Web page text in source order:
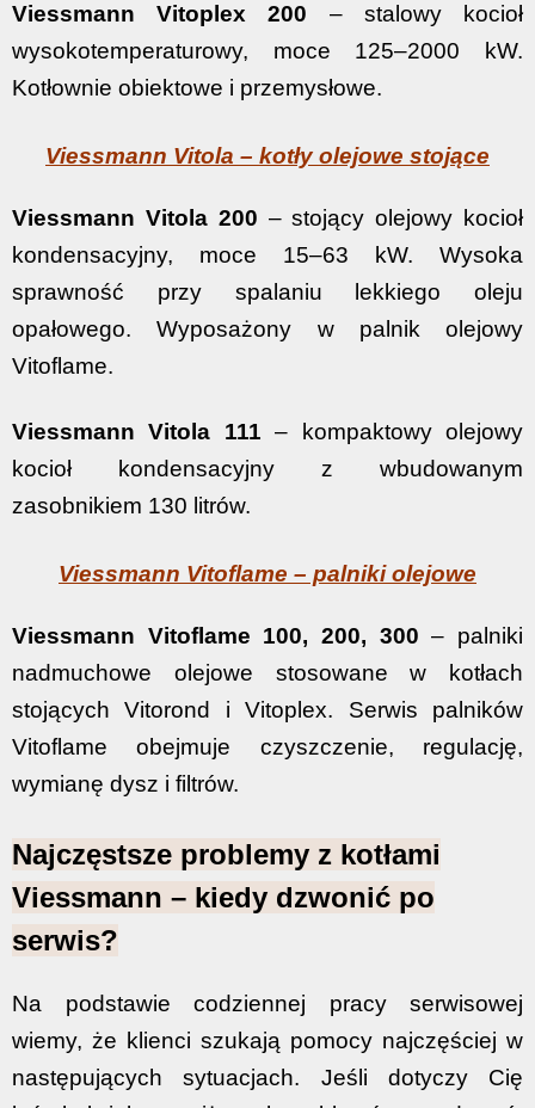
Viessmann Vitoplex 200 – stalowy kocioł
wysokotemperaturowy, moce 125–2000 kW.
Kotłownie obiektowe i przemysłowe.
Viessmann Vitola – kotły olejowe stojące
Viessmann Vitola 200 – stojący olejowy kocioł
kondensacyjny, moce 15–63 kW. Wysoka
sprawność przy spalaniu lekkiego oleju
opałowego. Wyposażony w palnik olejowy
Vitoflame.
Viessmann Vitola 111 – kompaktowy olejowy
kocioł kondensacyjny z wbudowanym
zasobnikiem 130 litrów.
Viessmann Vitoflame – palniki olejowe
Viessmann Vitoflame 100, 200, 300 – palniki
nadmuchowe olejowe stosowane w kotłach
stojących Vitorond i Vitoplex. Serwis palników
Vitoflame obejmuje czyszczenie, regulację,
wymianę dysz i filtrów.
Najczęstsze problemy z kotłami
Viessmann – kiedy dzwonić po
serwis?
Na podstawie codziennej pracy serwisowej
wiemy, że klienci szukają pomocy najczęściej w
następujących sytuacjach. Jeśli dotyczy Cię